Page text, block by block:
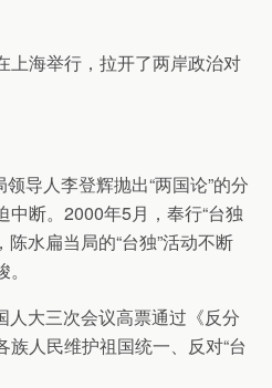
上海举行，拉开了两岸政治对
导人李登辉抛出“两国论”的分
中断。2000年5月，奉行“台独
陈水扁当局的“台独”活动不断
大三次会议高票通过《反分
人民维护祖国统一、反对“台